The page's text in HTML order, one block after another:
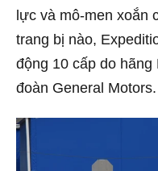
lực và mô-men xoắn
trang bị nào,
động 10 cấp do
đoàn General Motors.